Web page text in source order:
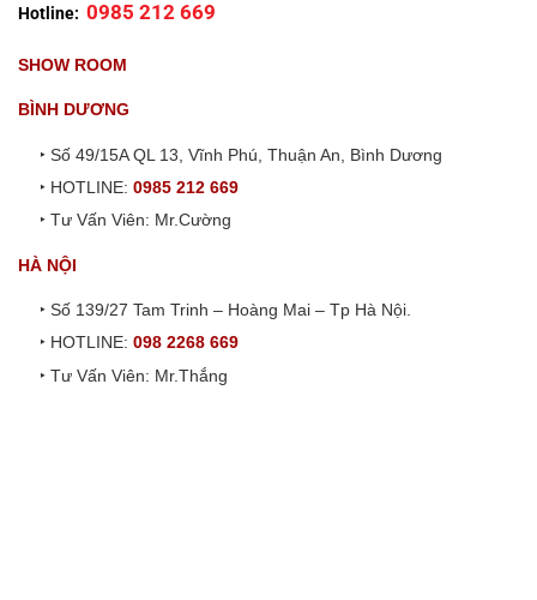
Hotline: 0985 212 669
SHOW ROOM
BÌNH DƯƠNG
‣ Số 49/15A QL 13, Vĩnh Phú, Thuận An, Bình Dương
‣ HOTLINE:0985 212 669
‣ Tư Vấn Viên: Mr.Cường
HÀ NỘI
‣ Số 139/27 Tam Trinh – Hoàng Mai – Tp Hà Nội.
‣ HOTLINE:098 2268 669
‣ Tư Vấn Viên: Mr.Thắng